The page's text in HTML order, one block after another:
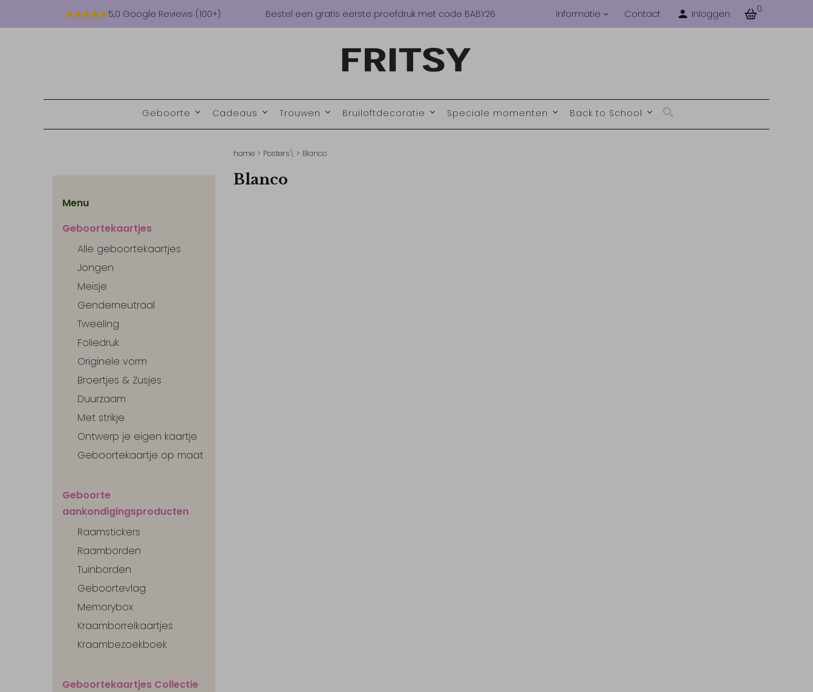
5,0 Google Reviews (100+) Bestel een gratis eerste proefdruk met code BABY26 Informatie Contact Inloggen 0
Geboorte Cadeaus Trouwen Bruiloftdecoratie Speciale momenten Back to School
Menu
Geboortekaartjes
Alle geboortekaartjes
Jongen
Meisje
Genderneutraal
Tweeling
Foliedruk
Originele vorm
Broertjes & Zusjes
Duurzaam
Met strikje
Ontwerp je eigen kaartje
Geboortekaartje op maat
Geboorte
aankondigingsproducten
Raamstickers
Raamborden
Tuinborden
Geboortevlag
Memorybox
Kraamborrelkaartjes
Kraambezoekboek
Geboortekaartjes Collectie
home > Posters\ > Blanco
Blanco